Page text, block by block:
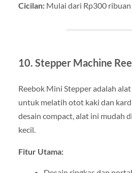
Cicilan:Mulai dari Rp300 ribuan
10. Stepper Machine
Reebok Mini Stepper adalah
untuk melatih otot kaki dan
desain compact, alat ini mudah
kecil.
Fitur Utama: